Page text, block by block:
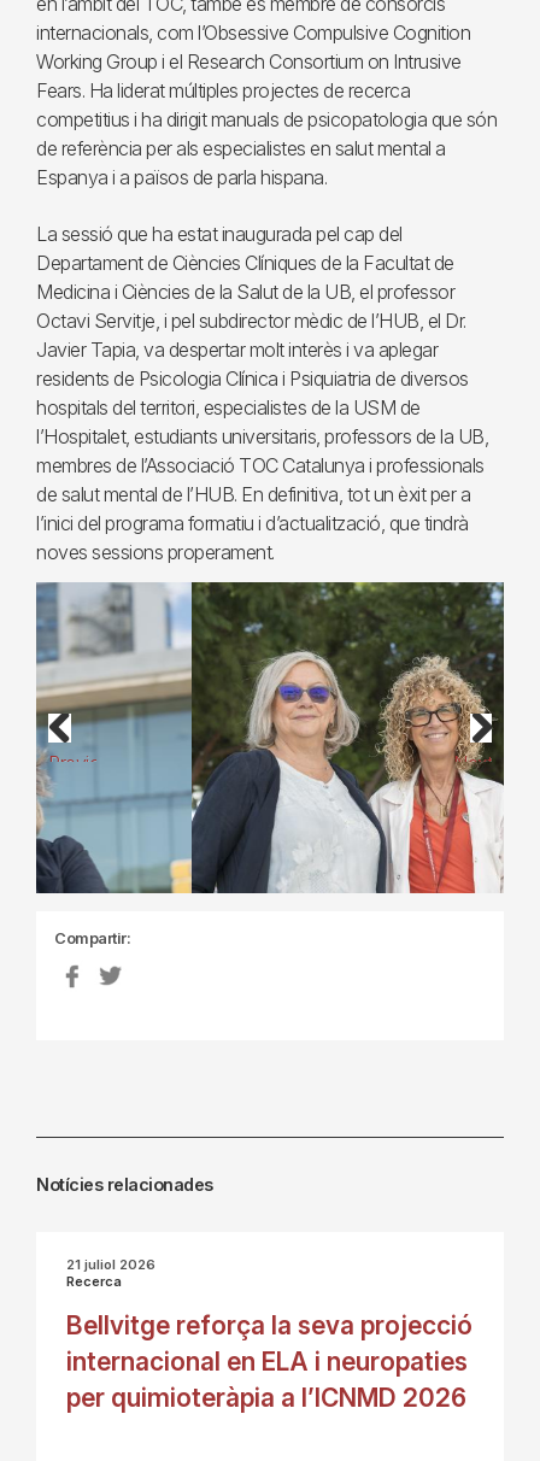
internacionals, com l’Obsessive Compulsive Cognition
Working Group i el Research Consortium on Intrusive
Fears. Ha liderat múltiples projectes de recerca
competitius i ha dirigit manuals de psicopatologia que són
de referència per als especialistes en salut mental a
Espanya i a països de parla hispana.
La sessió que ha estat inaugurada pel cap del
Departament de Ciències Clíniques de la Facultat de
Medicina i Ciències de la Salut de la UB, el professor
Octavi Servitje, i pel subdirector mèdic de l’HUB, el Dr.
Javier Tapia, va despertar molt interès i va aplegar
residents de Psicologia Clínica i Psiquiatria de diversos
hospitals del territori, especialistes de la USM de
l’Hospitalet, estudiants universitaris, professors de la UB,
membres de l’Associació TOC Catalunya i professionals
de salut mental de l’HUB. En definitiva, tot un èxit per a
l’inici del programa formatiu i d’actualització, que tindrà
noves sessions properament.
Previous Next
Compartir:
Notícies relacionades
21 juliol 2026
Recerca
Bellvitge reforça la seva projecció
internacional en ELA i neuropaties
per quimioteràpia a l’ICNMD 2026